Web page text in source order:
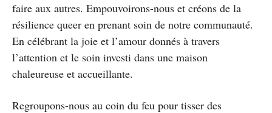
faire aux autres. Empouvoirons-nous et créons de la
résilience queer en prenant soin de notre communauté.
En célébrant la joie et l’amour donnés à travers
l’attention et le soin investi dans une maison
chaleureuse et accueillante.
Regroupons-nous au coin du feu pour tisser des